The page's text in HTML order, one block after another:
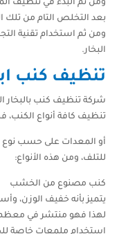
ومن ثم البدء في تنظيف
بعد التخلص التام من تلك
ومن ثم استخدام تقنية
البخار.
تنظيف كنب
شركة تنظيف كنب بالبخار
تنظيف كافة أنواع
أو المعدات على حسب نوع
للتلف، ومن هذه الأنواع:
كنب مصنوع من الخشب
يتميز بأنه خفيف الوزن،
لهذا فهو منتشر في معظم
استخدام ملمعات خاصة